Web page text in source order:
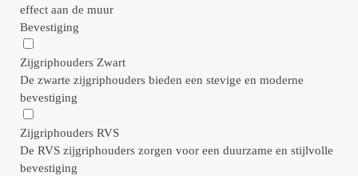
effect aan de muur
Bevestiging
Zijgriphouders Zwart
De zwarte zijgriphouders bieden een stevige en moderne
bevestiging
Zijgriphouders RVS
De RVS zijgriphouders zorgen voor een duurzame en stijlvolle
bevestiging